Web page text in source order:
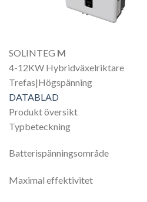
SOLINTEG M
4-12KW Hybridväxelriktare
Trefas|Högspänning
DATABLAD
Produkt översikt
Typbeteckning
Batterispänningsområde
Maximal effektivitet